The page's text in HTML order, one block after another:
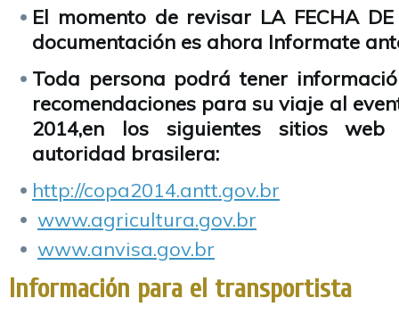
El momento de revisar LA FECHA
documentación es ahora Informate
Toda persona podrá tener
recomendaciones para su viaje al
2014,en los siguientes sitios
autoridad brasilera:
http://copa2014.antt.gov.br
www.agricultura.gov.br
www.anvisa.gov.br
Información para el transportista